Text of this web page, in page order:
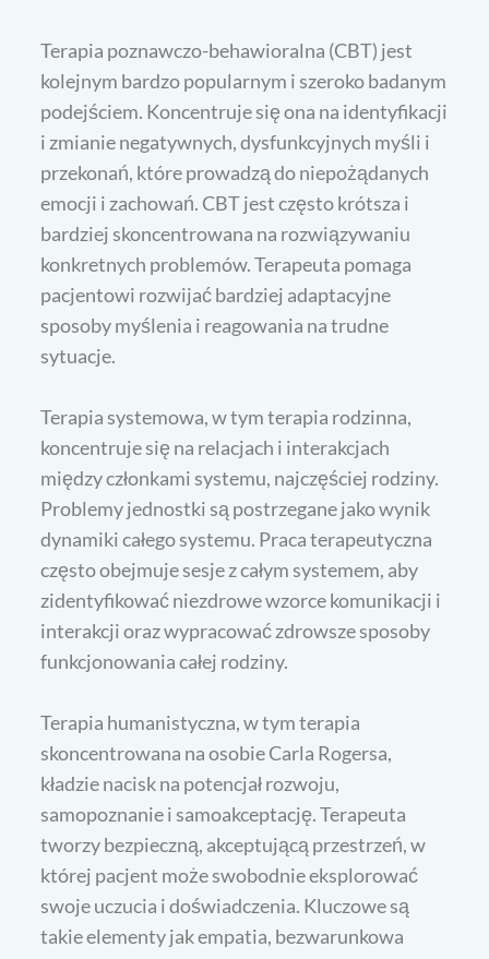
Terapia poznawczo-behawioralna (CBT) jest
kolejnym bardzo popularnym i szeroko badanym
podejściem. Koncentruje się ona na identyfikacji
i zmianie negatywnych, dysfunkcyjnych myśli i
przekonań, które prowadzą do niepożądanych
emocji i zachowań. CBT jest często krótsza i
bardziej skoncentrowana na rozwiązywaniu
konkretnych problemów. Terapeuta pomaga
pacjentowi rozwijać bardziej adaptacyjne
sposoby myślenia i reagowania na trudne
sytuacje.
Terapia systemowa, w tym terapia rodzinna,
koncentruje się na relacjach i interakcjach
między członkami systemu, najczęściej rodziny.
Problemy jednostki są postrzegane jako wynik
dynamiki całego systemu. Praca terapeutyczna
często obejmuje sesje z całym systemem, aby
zidentyfikować niezdrowe wzorce komunikacji i
interakcji oraz wypracować zdrowsze sposoby
funkcjonowania całej rodziny.
Terapia humanistyczna, w tym terapia
skoncentrowana na osobie Carla Rogersa,
kładzie nacisk na potencjał rozwoju,
samopoznanie i samoakceptację. Terapeuta
tworzy bezpieczną, akceptującą przestrzeń, w
której pacjent może swobodnie eksplorować
swoje uczucia i doświadczenia. Kluczowe są
takie elementy jak empatia, bezwarunkowa